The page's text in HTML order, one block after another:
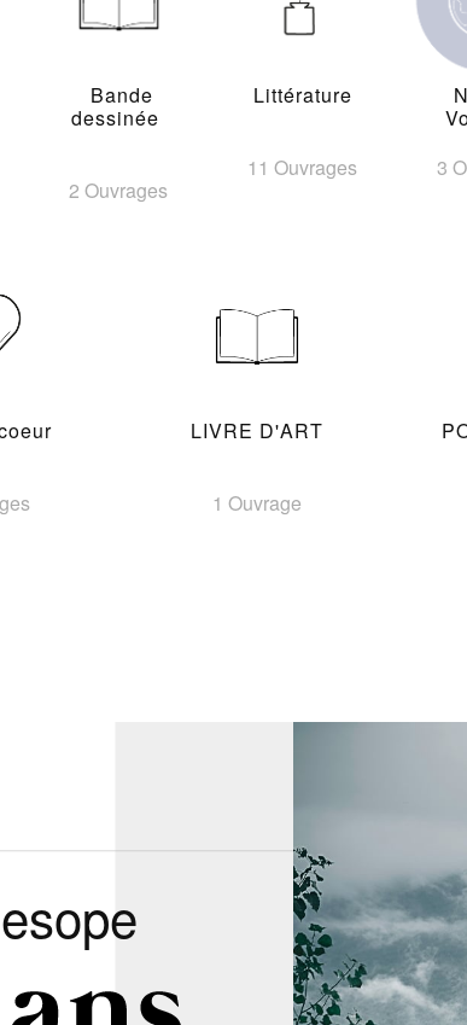
Bande
dessinée
2 Ouvrages
Littérature
11 Ouvrages
3
LIVRE D'ART
1 Ouvrage